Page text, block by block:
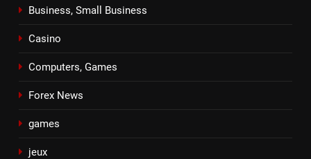
Business, Small Business
Casino
Computers, Games
Forex News
games
jeux